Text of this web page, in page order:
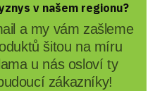
v našem regionu?
a my vám zašleme
šitou na míru
u nás osloví ty
zákazníky!